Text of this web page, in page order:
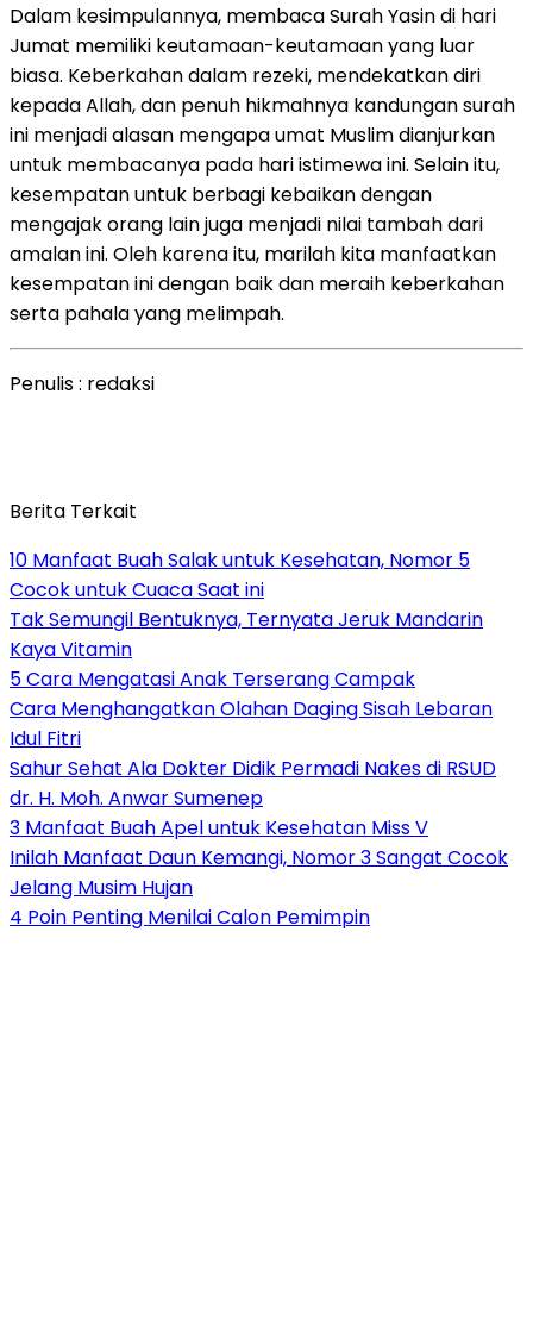
Dalam kesimpulannya, membaca Surah Yasin di hari
Jumat memiliki keutamaan-keutamaan yang luar
biasa. Keberkahan dalam rezeki, mendekatkan diri
kepada Allah, dan penuh hikmahnya kandungan surah
ini menjadi alasan mengapa umat Muslim dianjurkan
untuk membacanya pada hari istimewa ini. Selain itu,
kesempatan untuk berbagi kebaikan dengan
mengajak orang lain juga menjadi nilai tambah dari
amalan ini. Oleh karena itu, marilah kita manfaatkan
kesempatan ini dengan baik dan meraih keberkahan
serta pahala yang melimpah.
Penulis : redaksi
Berita Terkait
10 Manfaat Buah Salak untuk Kesehatan, Nomor 5
Cocok untuk Cuaca Saat ini
Tak Semungil Bentuknya, Ternyata Jeruk Mandarin
Kaya Vitamin
5 Cara Mengatasi Anak Terserang Campak
Cara Menghangatkan Olahan Daging Sisah Lebaran
Idul Fitri
Sahur Sehat Ala Dokter Didik Permadi Nakes di RSUD
dr. H. Moh. Anwar Sumenep
3 Manfaat Buah Apel untuk Kesehatan Miss V
Inilah Manfaat Daun Kemangi, Nomor 3 Sangat Cocok
Jelang Musim Hujan
4 Poin Penting Menilai Calon Pemimpin